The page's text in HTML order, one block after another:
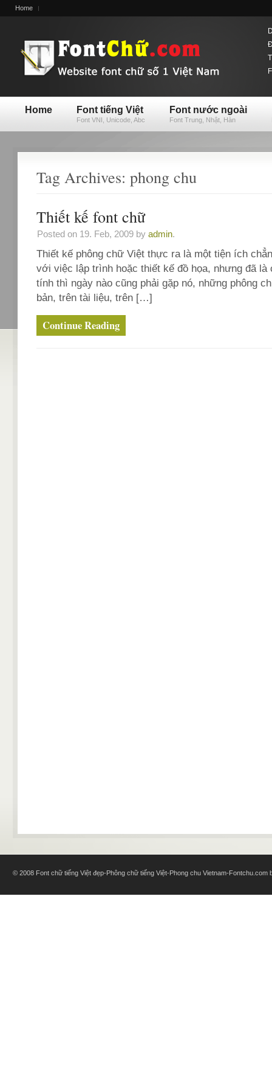
Home
Home Font tiếng Việt
Font VNI, Unicode, Abc
Font nước ngoài
Font Trung, Nhật, Hàn
Tag Archives: phong chu
Thiết kế font chữ
Posted on 19. Feb, 2009 by admin.
Thiết kế phông chữ Việt thực ra là một tiện ích
với việc lập trình hoặc thiết kế đồ họa, nhưng đã là
tính thì ngày nào cũng phải gặp nó, những phông
bản, trên tài liệu, trên […]
Continue Reading
© 2008 Font chữ tiếng Việt đẹp-Phông chữ tiếng Việt-Phong chu Vietnam-Fontchu.com